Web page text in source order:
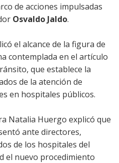
de acciones impulsadas
Osvaldo Jaldo.
el alcance de la figura de
contemplada en el artículo
que establece la
de la atención de
en hospitales públicos.
Natalia Huergo explicó que
ante directores,
de los hospitales del
el nuevo procedimiento